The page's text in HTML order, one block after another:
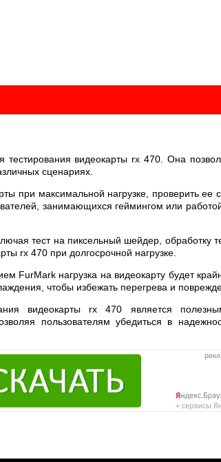
видеокарты rx 470. Она
сценариях.
максимальной нагрузке, проверить ее
занимающихся геймингом или
тест на пиксельный шейдер, обработку
rx 470 при долгосрочной нагрузке.
FurMark нагрузка на видеокарту будет
чтобы избежать перегрева и
видеокарты rx 470 является
пользователям убедиться в